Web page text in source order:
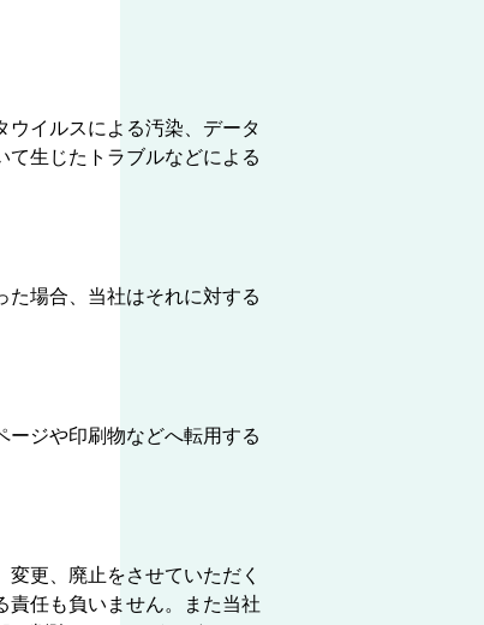
ウイルスによる汚染、データ
生じたトラブルなどによる
た場合、当社はそれに対する
ージや印刷物などへ転用する
更、廃止をさせていただく
責任も負いません。また当社